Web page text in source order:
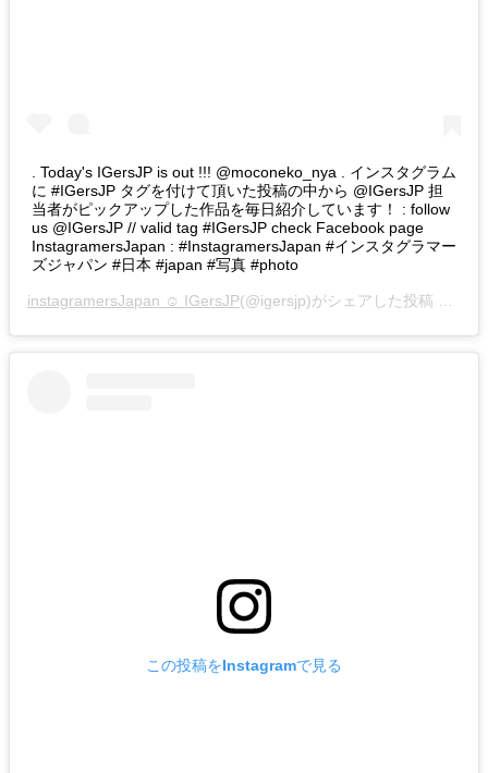
. Today's IGersJP is out !!! @moconeko_nya . インスタグラム
に #IGersJP タグを付けて頂いた投稿の中から @IGersJP 担
当者がピックアップした作品を毎日紹介しています！ : follow
us @IGersJP // valid tag #IGersJP check Facebook page
InstagramersJapan : #InstagramersJapan #インスタグラマー
ズジャパン #日本 #japan #写真 #photo
instagramersJapan ☺︎ IGersJP(@igersjp)がシェアした投稿 –
この投稿をInstagramで見る